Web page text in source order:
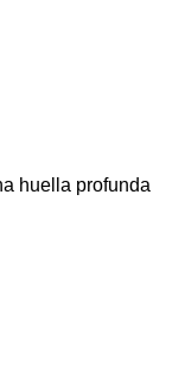
huella profunda